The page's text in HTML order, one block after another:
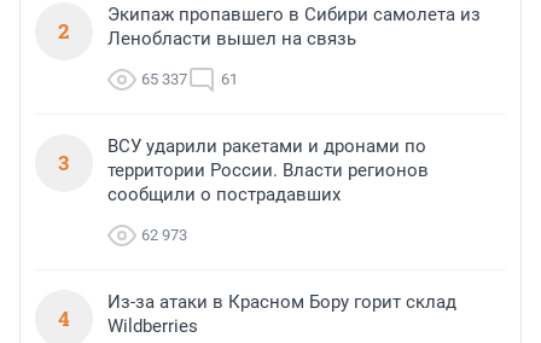
2
Экипаж пропавшего в Сибири самолета из
Ленобласти вышел на связь
65 337 61
3
ВСУ ударили ракетами и дронами по
территории России. Власти регионов
сообщили о пострадавших
62 973
4
Из-за атаки в Красном Бору горит склад
Wildberries